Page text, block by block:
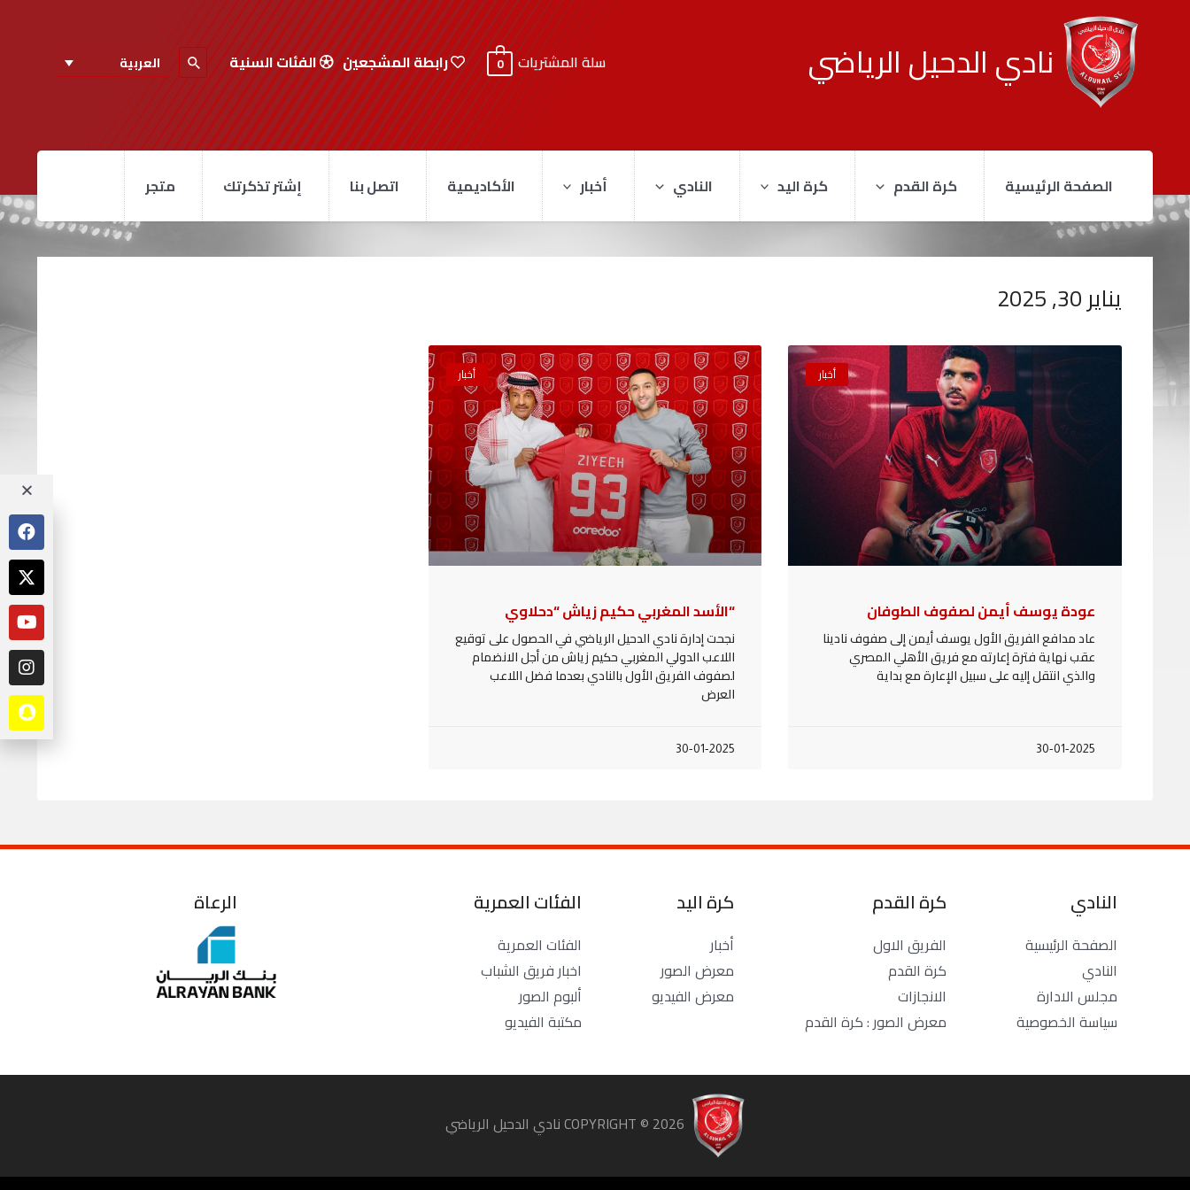
نادي الدحيل الرياضي سلة المشتريات 0 رابطة المشجعين الفئات السنية العربية
الصفحة الرئيسية كرة القدم كرة اليد النادي أخبار الأكاديمية اتصل بنا إشتر تذكرتك متجر
يناير 30, 2025
أخبار
عودة يوسف أيمن لصفوف الطوفان
عاد مدافع الفريق الأول يوسف أيمن إلى صفوف نادينا
عقب نهاية فترة إعارته مع فريق الأهلي المصري
والذي انتقل إليه على سبيل الإعارة مع بداية
30-01-2025
أخبار
“الأسد المغربي حكيم زياش “دحلاوي
نجحت إدارة نادي الدحيل الرياضي في الحصول على توقيع
اللاعب الدولي المغربي حكيم زياش من أجل الانضمام
لصفوف الفريق الأول بالنادي بعدما فضل اللاعب
العرض
30-01-2025
النادي
الصفحة الرئيسية
النادي
مجلس الادارة
سياسة الخصوصية
كرة القدم
الفريق الاول
كرة القدم
الانجازات
معرض الصور : كرة القدم
كرة اليد
أخبار
معرض الصور
معرض الفيديو
الفئات العمرية
الفئات العمرية
اخبار فريق الشباب
ألبوم الصور
مكتبة الفيديو
الرعاة
2026 نادي الدحيل الرياضي